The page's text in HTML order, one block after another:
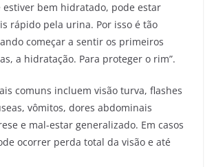
estiver bem hidratado, pode estar
rápido pela urina. Por isso é tão
começar a sentir os primeiros
a hidratação. Para proteger o rim”.
comuns incluem visão turva, flashes
vômitos, dores abdominais
e mal-estar generalizado. Em casos
ocorrer perda total da visão e até